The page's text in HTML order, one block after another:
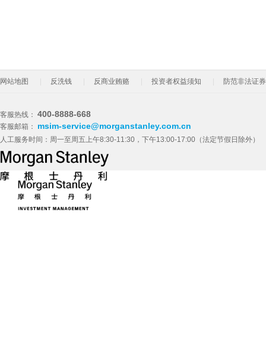
网站地图 反洗钱 反商业贿赂 投资者权益须知 防范非法证
客服热线： 400-8888-668
客服邮箱： msim-service@morganstanley.com.cn
人工服务时间：周一至周五上午8:30-11:30，下午13:00-17:00（法定节假日除外）